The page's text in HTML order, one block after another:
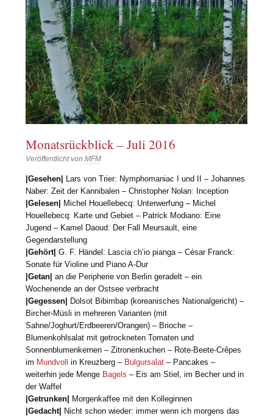
Monatsrückblick – Juli 2016
Veröffentlicht vonMFM
|Gesehen|
Lars von Trier: Nymphomaniac I und II – Johannes
Naber: Zeit der Kannibalen – Christopher Nolan: Inception
|Gelesen|
Michel Houellebecq: Unterwerfung – Michel
Houellebecq: Karte und Gebiet – Patrick Modiano: Eine
Jugend – Kamel Daoud: Der Fall Meursault, eine
Gegendarstellung
|Gehört|G. F. Händel: Lascia ch’io pianga – César Franck:
Sonate für Violine und Piano A-Dur
|Getan|an die Peripherie von Berlin geradelt – ein
Wochenende an der Ostsee verbracht
|Gegessen|
Dolsot Bibimbap (koreanisches Nationalgericht) –
Bircher-Müsli in mehreren Varianten (mit
Sahne/Joghurt/Erdbeeren/Orangen) – Brioche –
Blumenkohlsalat mit getrockneten Tomaten und
Sonnenblumenkernen – Zitronenkuchen – Rote-Beete-Crêpes
im Mundvoll in Kreuzberg – Bulgursalat – Pancakes –
weiterhin jede Menge Bagels – Eis am Stiel, im Becher und in
der Waffel
|Getrunken|
Morgenkaffee mit den Kolleginnen
|Gedacht| Nicht schon wieder: immer wenn ich morgens das